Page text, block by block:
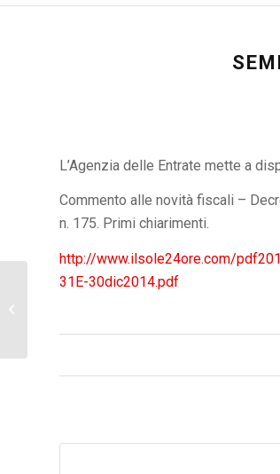
L’Agenzia delle Entrate mette a
Commento alle novità fiscali –
n. 175. Primi chiarimenti.
http://www.ilsole24ore.com/
31E-30dic2014.pdf